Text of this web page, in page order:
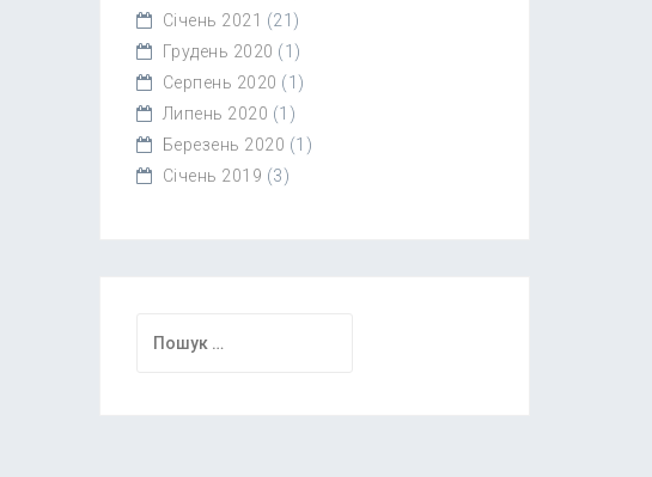
Січень 2021 (21)
Грудень 2020 (1)
Серпень 2020 (1)
Липень 2020 (1)
Березень 2020 (1)
Січень 2019 (3)